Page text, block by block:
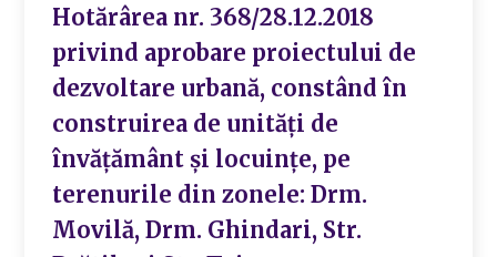
Hotărârea nr. 368/28.12.2018
privind aprobare proiectului de
dezvoltare urbană, constând în
construirea de unităţi de
învăţământ şi locuinţe, pe
terenurile din zonele: Drm.
Movilă, Drm. Ghindari, Str.